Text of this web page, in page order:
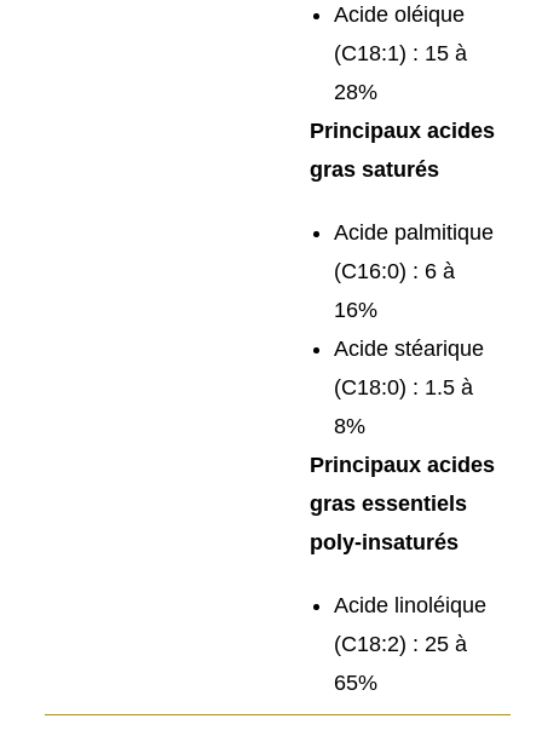
Acide oléique
(C18:1) : 15 à
28%
Principaux acides
gras saturés
Acide palmitique
(C16:0) : 6 à
16%
Acide stéarique
(C18:0) : 1.5 à
8%
Principaux acides
gras essentiels
poly-insaturés
Acide linoléique
(C18:2) : 25 à
65%